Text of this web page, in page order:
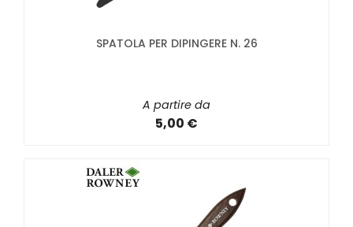
SPATOLA PER DIPINGERE N. 26
A partire da
5,00 €